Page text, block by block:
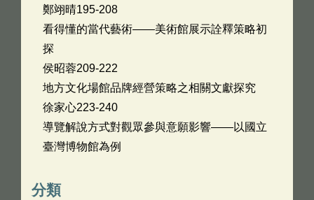
鄭翊晴195-208
看得懂的當代藝術——美術館展示詮釋策略初
探
侯昭蓉209-222
地方文化場館品牌經營策略之相關文獻探究
徐家心223-240
導覽解說方式對觀眾參與意願影響——以國立
臺灣博物館為例
分類